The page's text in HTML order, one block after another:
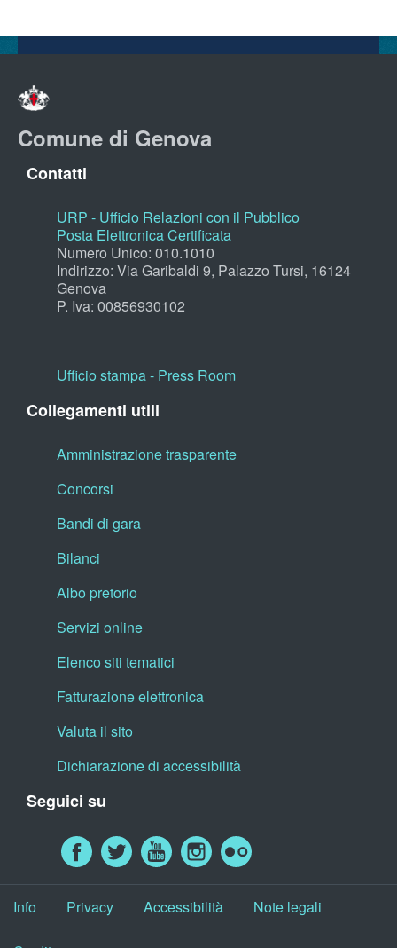
Comune di Genova
Contatti
URP - Ufficio Relazioni con il Pubblico
Posta Elettronica Certificata
Numero Unico: 010.1010
Indirizzo: Via Garibaldi 9, Palazzo Tursi, 16124
Genova
P. Iva: 00856930102
Ufficio stampa - Press Room
Collegamenti utili
Amministrazione trasparente
Concorsi
Bandi di gara
Bilanci
Albo pretorio
Servizi online
Elenco siti tematici
Fatturazione elettronica
Valuta il sito
Dichiarazione di accessibilità
Seguici su
Info Privacy Accessibilità Note legali